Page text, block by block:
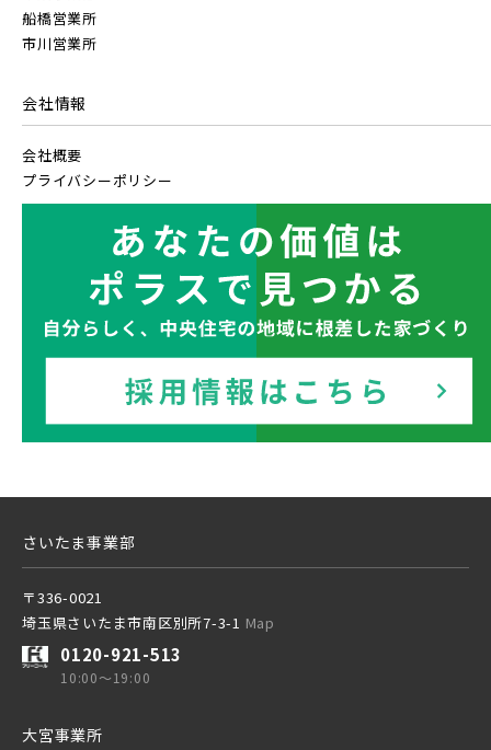
船橋営業所
市川営業所
会社情報
会社概要
プライバシーポリシー
さいたま事業部
〒336-0021
埼玉県さいたま市南区別所7-3-1 Map
0120-921-513
10:00～19:00
大宮事業所